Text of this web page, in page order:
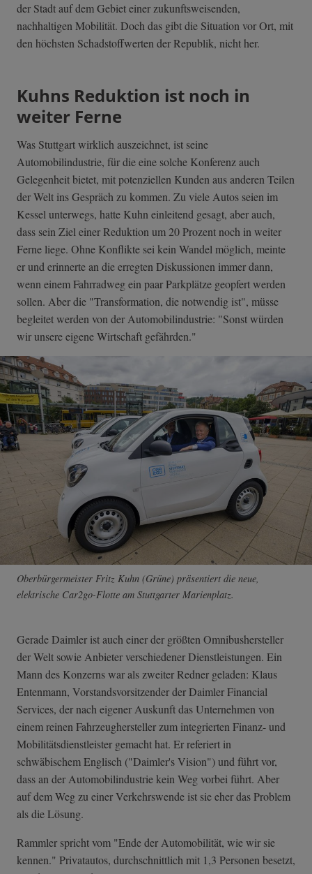
der Stadt auf dem Gebiet einer zukunftsweisenden,
nachhaltigen Mobilität. Doch das gibt die Situation vor Ort, mit
den höchsten Schadstoffwerten der Republik, nicht her.
Kuhns Reduktion ist noch in
weiter Ferne
Was Stuttgart wirklich auszeichnet, ist seine
Automobilindustrie, für die eine solche Konferenz auch
Gelegenheit bietet, mit potenziellen Kunden aus anderen Teilen
der Welt ins Gespräch zu kommen. Zu viele Autos seien im
Kessel unterwegs, hatte Kuhn einleitend gesagt, aber auch,
dass sein Ziel einer Reduktion um 20 Prozent noch in weiter
Ferne liege. Ohne Konflikte sei kein Wandel möglich, meinte
er und erinnerte an die erregten Diskussionen immer dann,
wenn einem Fahrradweg ein paar Parkplätze geopfert werden
sollen. Aber die "Transformation, die notwendig ist", müsse
begleitet werden von der Automobilindustrie: "Sonst würden
wir unsere eigene Wirtschaft gefährden."
Oberbürgermeister Fritz Kuhn (Grüne) präsentiert die neue,
elektrische Car2go-Flotte am Stuttgarter Marienplatz.
Gerade Daimler ist auch einer der größten Omnibushersteller
der Welt sowie Anbieter verschiedener Dienstleistungen. Ein
Mann des Konzerns war als zweiter Redner geladen: Klaus
Entenmann, Vorstandsvorsitzender der Daimler Financial
Services, der nach eigener Auskunft das Unternehmen von
einem reinen Fahrzeughersteller zum integrierten Finanz- und
Mobilitätsdienstleister gemacht hat. Er referiert in
schwäbischem Englisch ("Daimler's Vision") und führt vor,
dass an der Automobilindustrie kein Weg vorbei führt. Aber
auf dem Weg zu einer Verkehrswende ist sie eher das Problem
als die Lösung.
Rammler spricht vom "Ende der Automobilität, wie wir sie
kennen." Privatautos, durchschnittlich mit 1,3 Personen besetzt,